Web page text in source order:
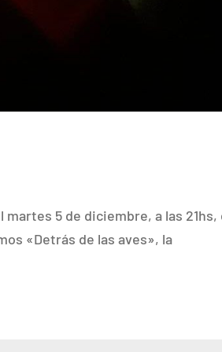
5 de diciembre, a las 21hs,
«Detrás de las aves», la